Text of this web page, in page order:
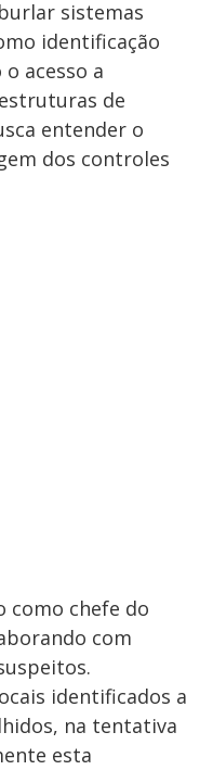
sistemas
identificação
acesso a
de
entender o
dos controles
como chefe do
com
identificados a
na tentativa
esta